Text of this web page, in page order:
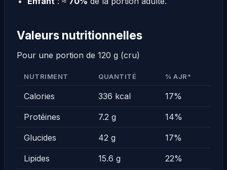
Valeurs nutritionnelles
Pour une portion de 120 g (cru)
NUTRIMENT QUANTITÉ % AJR*
Calories 336 kcal 17%
Protéines 7.2 g 14%
Glucides 42 g 17%
Lipides 15.6 g 22%